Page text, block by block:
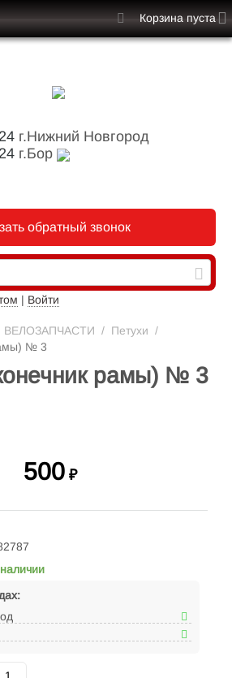
г.Нижний Новгород
г.Бор
обратный звонок
| Войти
Корзина пуста
ВЕЛОЗАПЧАСТИ / Петухи /
№ 3
рамы) № 3
500 ₽